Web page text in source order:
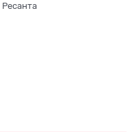
Ресанта